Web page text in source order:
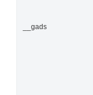
__gads